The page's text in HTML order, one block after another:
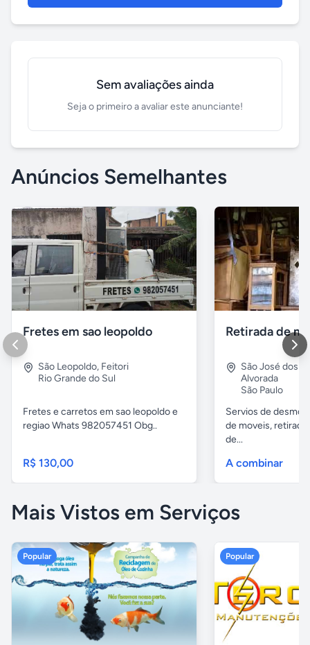
Sem avaliações ainda
Seja o primeiro a avaliar este anunciante!
Anúncios Semelhantes
Fretes em sao leopoldo
São Leopoldo, Feitori
Rio Grande do Sul
Fretes e carretos em sao leopoldo e
regiao Whats 982057451 Obg..
R$ 130,00
São José dos
Alvorada
São Paulo
Servios de
de moveis,
de...
A combinar
Mais Vistos em Serviços
Popular Popular